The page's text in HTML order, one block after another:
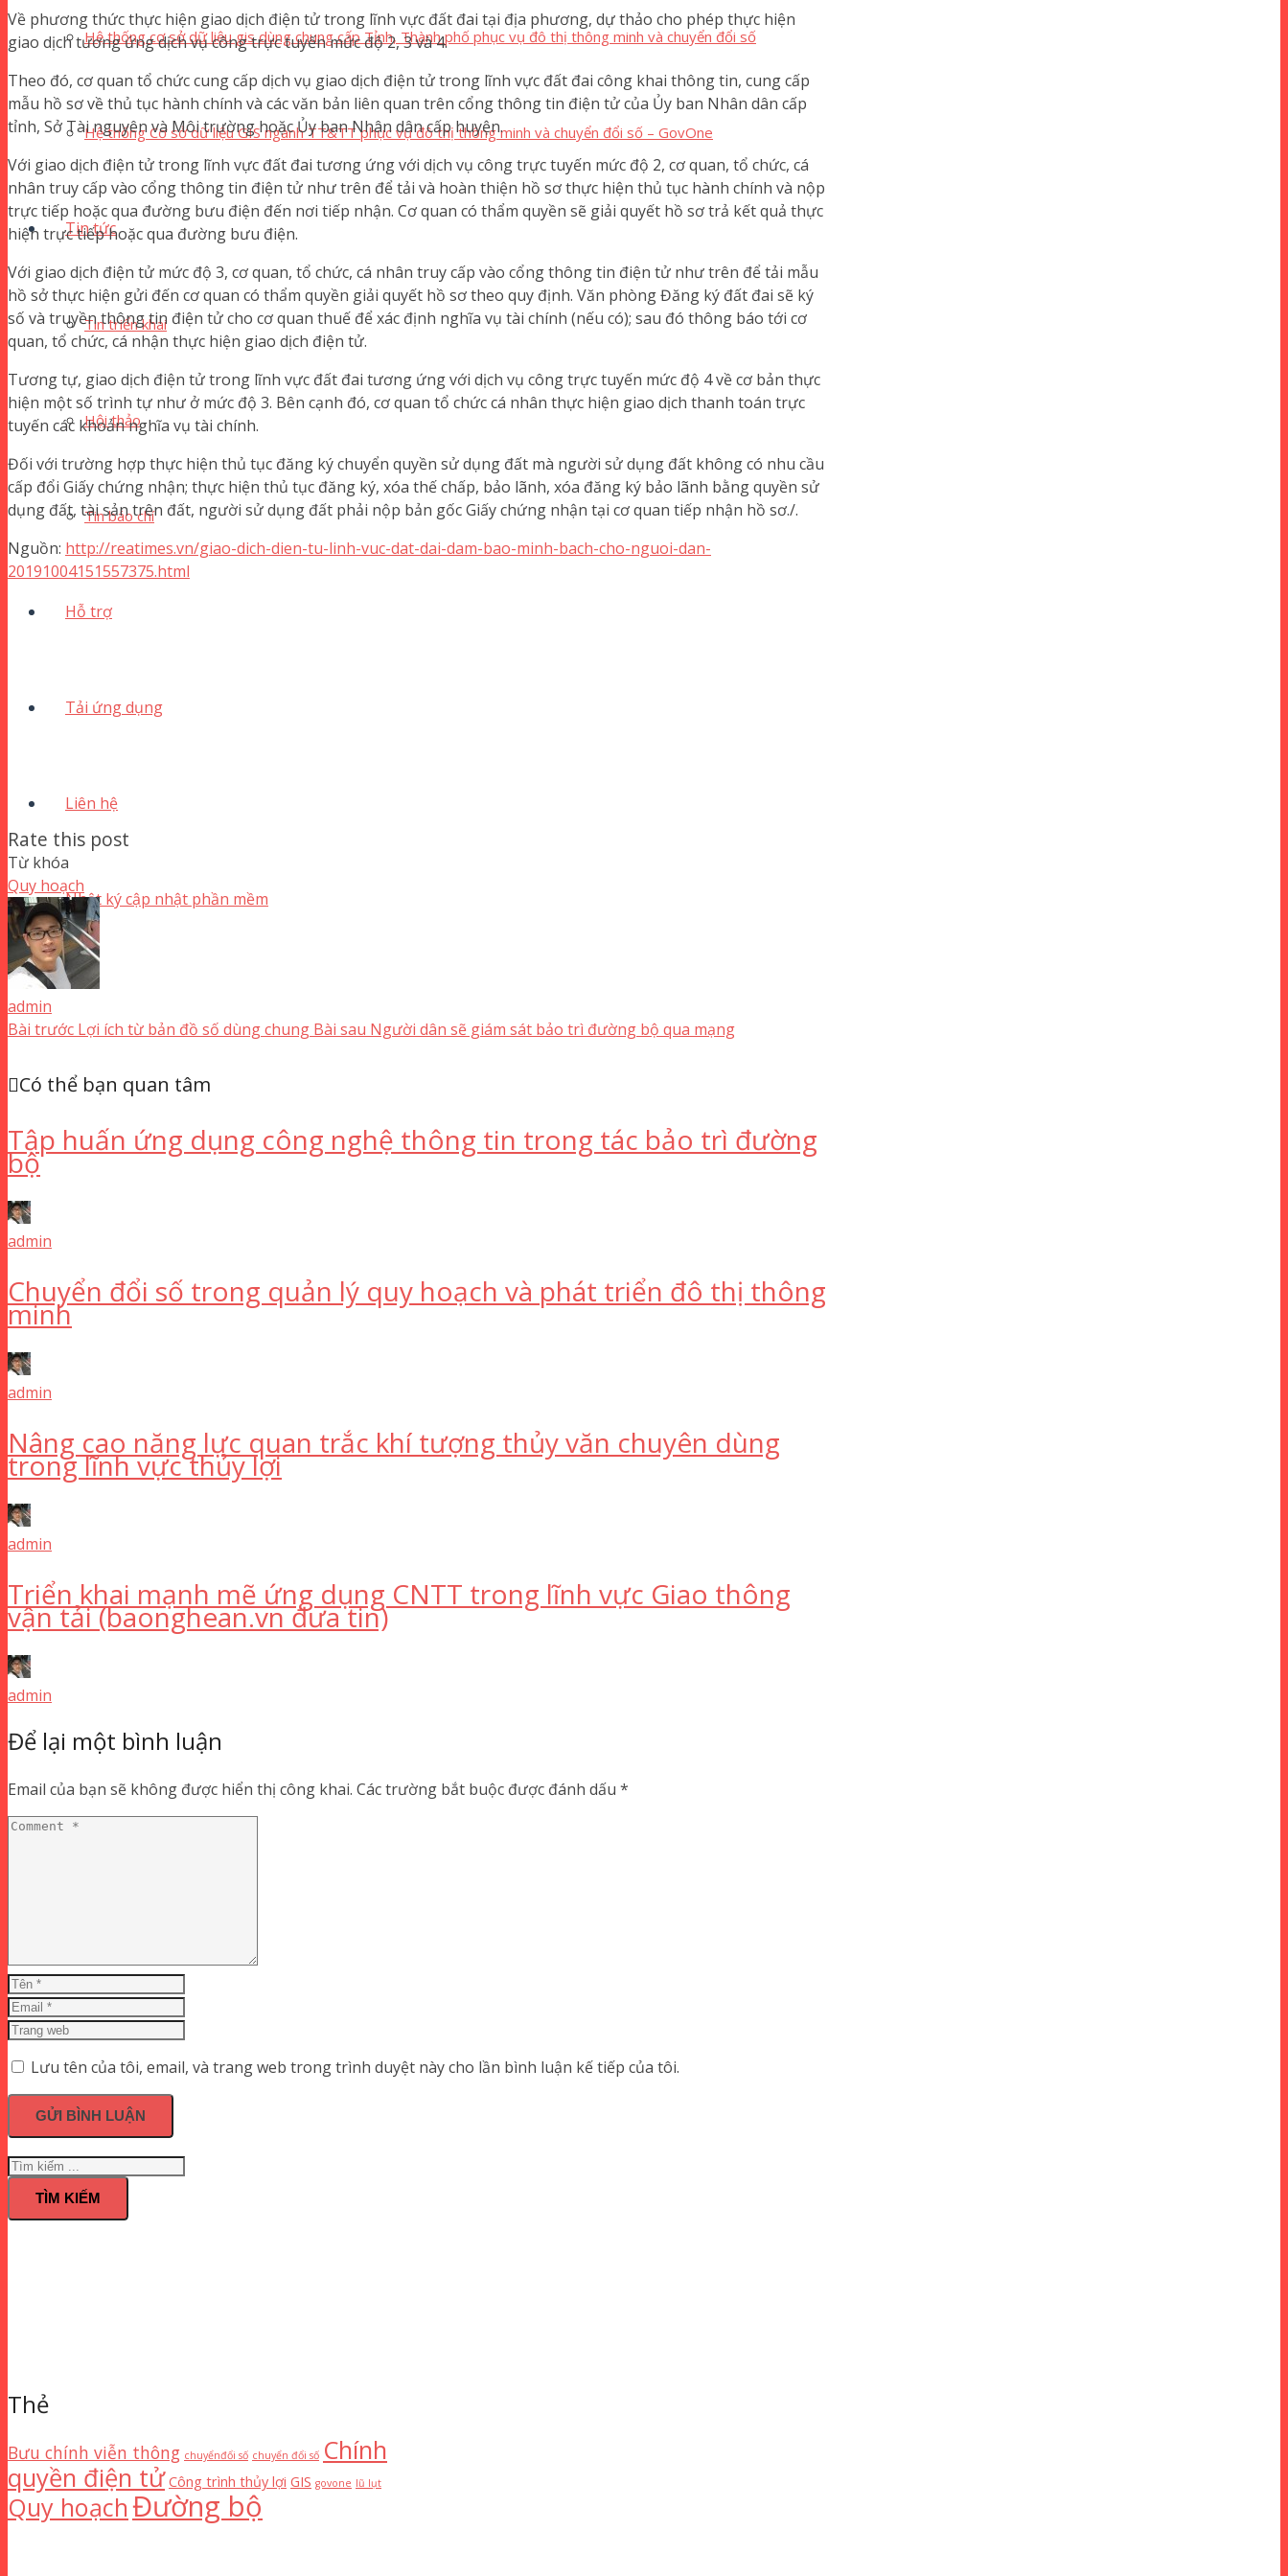
Hệ thống cơ sở dữ liệu gis dùng chung cấp Tỉnh, Thành phố phục vụ đô thị thông minh và chuyển đổi số
Hệ thống Cơ sở dữ liệu GIS ngành TT&TT phục vụ đô thị thông minh và chuyển đổi số – GovOne
Tin tức
Tin triển khai
Hội thảo
Tin báo chí
Hỗ trợ
Tải ứng dụng
Liên hệ
Nhật ký cập nhật phần mềm
Về phương thức thực hiện giao dịch điện tử trong lĩnh vực đất đai tại địa phương, dự thảo cho phép thực hiện
giao dịch tương ứng dịch vụ công trực tuyến mức độ 2, 3 và 4.
Theo đó, cơ quan tổ chức cung cấp dịch vụ giao dịch điện tử trong lĩnh vực đất đai công khai thông tin, cung cấp
mẫu hồ sơ về thủ tục hành chính và các văn bản liên quan trên cổng thông tin điện tử của Ủy ban Nhân dân cấp
tỉnh, Sở Tài nguyên và Môi trường hoặc Ủy ban Nhân dân cấp huyện.
Với giao dịch điện tử trong lĩnh vực đất đai tương ứng với dịch vụ công trực tuyến mức độ 2, cơ quan, tổ chức, cá
nhân truy cấp vào cổng thông tin điện tử như trên để tải và hoàn thiện hồ sơ thực hiện thủ tục hành chính và nộp
trực tiếp hoặc qua đường bưu điện đến nơi tiếp nhận. Cơ quan có thẩm quyền sẽ giải quyết hồ sơ trả kết quả thực
hiện trực tiếp hoặc qua đường bưu điện.
Với giao dịch điện tử mức độ 3, cơ quan, tổ chức, cá nhân truy cấp vào cổng thông tin điện tử như trên để tải mẫu
hồ sở thực hiện gửi đến cơ quan có thẩm quyền giải quyết hồ sơ theo quy định. Văn phòng Đăng ký đất đai sẽ ký
số và truyền thông tin điện tử cho cơ quan thuế để xác định nghĩa vụ tài chính (nếu có); sau đó thông báo tới cơ
quan, tổ chức, cá nhận thực hiện giao dịch điện tử.
Tương tự, giao dịch điện tử trong lĩnh vực đất đai tương ứng với dịch vụ công trực tuyến mức độ 4 về cơ bản thực
hiện một số trình tự như ở mức độ 3. Bên cạnh đó, cơ quan tổ chức cá nhân thực hiện giao dịch thanh toán trực
tuyến các khoản nghĩa vụ tài chính.
Đối với trường hợp thực hiện thủ tục đăng ký chuyển quyền sử dụng đất mà người sử dụng đất không có nhu cầu
cấp đổi Giấy chứng nhận; thực hiện thủ tục đăng ký, xóa thế chấp, bảo lãnh, xóa đăng ký bảo lãnh bằng quyền sử
dụng đất, tài sản trên đất, người sử dụng đất phải nộp bản gốc Giấy chứng nhận tại cơ quan tiếp nhận hồ sơ./.
Nguồn: http://reatimes.vn/giao-dich-dien-tu-linh-vuc-dat-dai-dam-bao-minh-bach-cho-nguoi-dan-
20191004151557375.html
Rate this post
Từ khóa
Quy hoạch
admin
Bài trước Lợi ích từ bản đồ số dùng chung Bài sau Người dân sẽ giám sát bảo trì đường bộ qua mạng
Có thể bạn quan tâm
Tập huấn ứng dụng công nghệ thông tin trong tác bảo trì đường
bộ
admin
Chuyển đổi số trong quản lý quy hoạch và phát triển đô thị thông
minh
admin
Nâng cao năng lực quan trắc khí tượng thủy văn chuyên dùng
trong lĩnh vực thủy lợi
admin
Triển khai mạnh mẽ ứng dụng CNTT trong lĩnh vực Giao thông
vận tải (baonghean.vn đưa tin)
admin
Để lại một bình luận
Email của bạn sẽ không được hiển thị công khai. Các trường bắt buộc được đánh dấu *
Lưu tên của tôi, email, và trang web trong trình duyệt này cho lần bình luận kế tiếp của tôi.
TÌM KIẾM
Thẻ
Bưu chính viễn thông chuyểnđổi số chuyển đổi số Chính
quyền điện tử Công trình thủy lợi GIS govone lũ lụt
Quy hoạchĐường bộ